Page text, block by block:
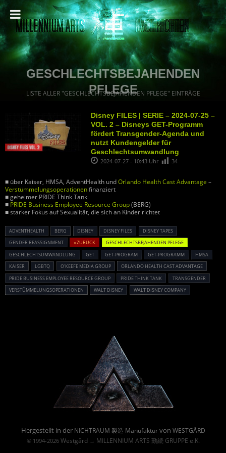
GESCHLECHTSBEJAHENDEN
PFLEGE
LISTE ALLER "GESCHLECHTSBEJAHENDEN PFLEGE" EINTRÄGE
Disney FILES | SERIE – 2024-07-25 –
VOL. 2 – Disneys GET-Programm
fördert Transgender-Agenda und
nutzt Kundengelder für
Geschlechtsumwandlung
2024-07-27 - 10:43 Uhr 34
■ über Kaiser, HMSA, AdventHealth undOrlando Health Cast Advantage –
Verstümmelungsoperationenfinanziert
■ geheimer PRIDE Think Tank
■ PRIDE Business Employee Resource Group(BERG)
■ starker Fokus auf Sexualität, die sich an Kinder richtet
ADVENTHEALTH BERG DISNEY DISNEY FILES
DISNEY TAPES
GENDER REASSIGNMENT
« ZURÜCK
GESCHLECHTSBEJAHENDEN PFLEGE
GESCHLECHTSUMWANDLUNG
GET GET-PROGRAM GET-PROGRAMM
HMSA
KAISER
LGBTQ O'KEEFE MEDIA GROUP
ORLANDO HEALTH CAST ADVANTAGE
PRIDE BUSINESS EMPLOYEE RESOURCE GROUP
PRIDE THINK TANK
TRANSGENDER
VERSTÜMMELUNGSOPERATIONEN
WALT DISNEY WALT DISNEY COMPANY
Hergestellt in der NICHTRAUM 製造 Manufakturvon WESTGÅRD
© 1994-2026 Westgård→ MILLENNIUM ARTS 勤続 GRUPPE e.K.
Powered By :